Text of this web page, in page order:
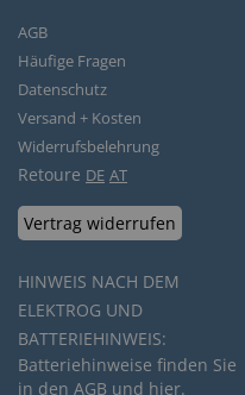
AGB
Häufige Fragen
Datenschutz
Versand + Kosten
Widerrufsbelehrung
Retoure DE AT
Vertrag widerrufen
HINWEIS NACH DEM
ELEKTROG UND
BATTERIEHINWEIS:
Batteriehinweise finden Sie
in den AGB und hier.